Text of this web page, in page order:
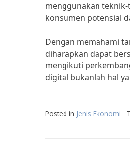
menggunakan
konsumen potensial
Dengan memahami
diharapkan dapat
mengikuti
digital bukanlah hal
Posted in Jenis Ekonomi